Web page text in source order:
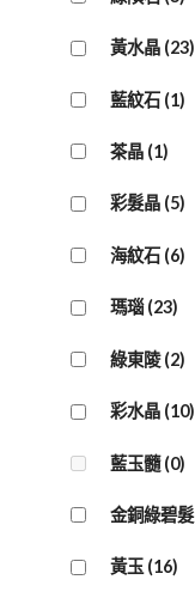
黃水晶 (23)
藍紋石 (1)
茶晶 (1)
彩髮晶 (5)
海紋石 (6)
瑪瑙 (23)
綠東陵 (2)
彩水晶 (10)
藍玉髓 (0)
金銅綠碧髮
黃玉 (16)